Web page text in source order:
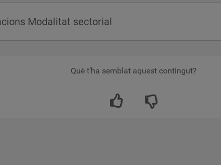
Modalitat sectorial
Què t’ha semblat aquest contingut?